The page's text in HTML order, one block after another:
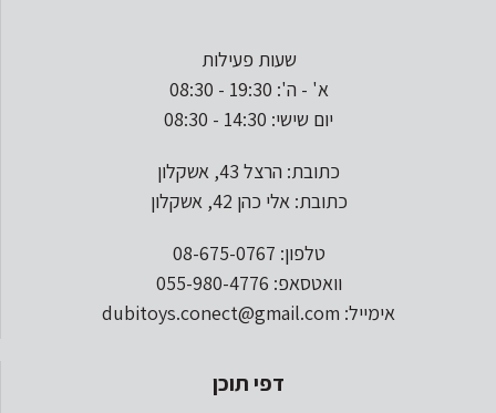
שעות פעילות
א' - ה': 19:30 - 08:30
יום שישי: 14:30 - 08:30
כתובת: הרצל 43, אשקלון
כתובת: אלי כהן 42, אשקלון
טלפון: 08-675-0767
וואטסאפ: 055-980-4776
אימייל: dubitoys.conect@gmail.com
דפי תוכן